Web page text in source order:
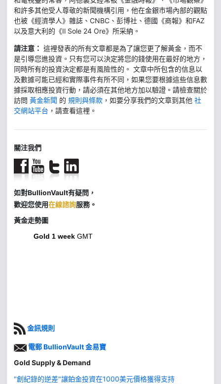
和許多其他受人尊敬的新聞機構引用，他在金銀市場內部的觀點
也被《經濟學人》雜誌、CNBC、彭博社、德國《商報》和FAZ
以及意大利的《Il Sole 24 Ore》所采納。
請注意： 這裡發表的所有文章都是為了讓您更了解黃金，而不
是引導您進投資。只有您可以決定將您的錢使用在最好的地方，
同時所有的投資決定都是有風險性的。 文章中所包含的信息以
及數據可能已經和實際事件有所不同，如果您要根據這些信息數
據採取相應投資行動，請必須在其他地方加以驗證。請檢查關於
訪問 黃金新聞 的 規則與條款 ，如要分享我們的文章到其他 社
交網站平台 ，請查看這裡。
關注我們
如對BullionVault有疑問，
歡迎您使用在線諮詢服務。
黃金走勢圖
Gold 1 week GMT
金訊規則
電郵 BullionVault 金易寶
Gold Supply & Demand
"創紀錄的逆差"讓鉑金投資在1000美元價格獲得支持